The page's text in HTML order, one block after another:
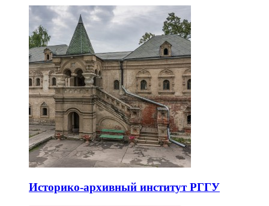
Историко-архивный институт РГГУ